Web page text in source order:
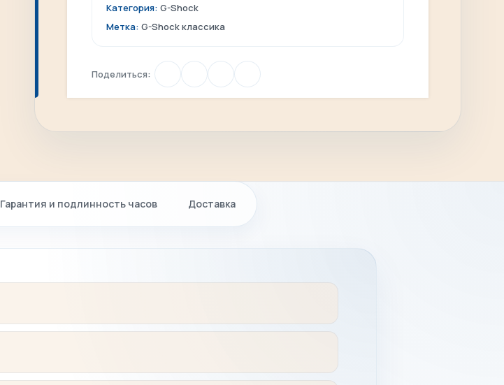
Категория: G-Shock
Метка: G-Shock классика
Поделиться:
Гарантия и подлинность часов Доставка